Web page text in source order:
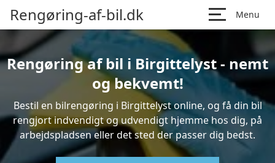
Rengøring-af-bil.dk Menu
Rengøring af bil i Birgittelyst - nemt
og bekvemt!
Bestil en bilrengøring i Birgittelyst online, og få din bil
rengjort indvendigt og udvendigt hjemme hos dig, på
arbejdspladsen eller det sted der passer dig bedst.